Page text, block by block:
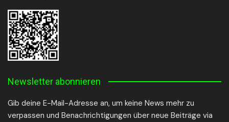
Newsletter abonnieren
Gib deine E-Mail-Adresse an, um keine News mehr zu
verpassen und Benachrichtigungen über neue Beiträge via